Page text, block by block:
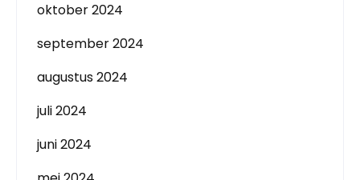
oktober 2024
september 2024
augustus 2024
juli 2024
juni 2024